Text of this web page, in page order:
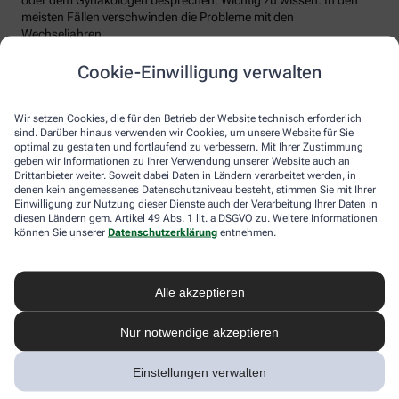
Cookie-Einwilligung verwalten
Wir setzen Cookies, die für den Betrieb der Website technisch erforderlich
sind. Darüber hinaus verwenden wir Cookies, um unsere Website für Sie
optimal zu gestalten und fortlaufend zu verbessern. Mit Ihrer Zustimmung
geben wir Informationen zu Ihrer Verwendung unserer Website auch an
Drittanbieter weiter. Soweit dabei Daten in Ländern verarbeitet werden, in
denen kein angemessenes Datenschutzniveau besteht, stimmen Sie mit Ihrer
Einwilligung zur Nutzung dieser Dienste auch der Verarbeitung Ihrer Daten in
diesen Ländern gem. Artikel 49 Abs. 1 lit. a DSGVO zu. Weitere Informationen
können Sie unserer Datenschutzerklärung entnehmen.
Alle akzeptieren
Nur notwendige akzeptieren
Einstellungen verwalten
meisten Fällen verschwinden die Probleme mit den
Wechseljahren.
Voraussetzung für eine erfolgreiche Behandlung ist allerdings
immer, dass die Endometriose auch als solche erkannt wird.
nehmen und ärztlich abklären lassen. Und sich auf keinen Fall
einreden lassen, sie seien normal.
Melden Sie sich hier an und sichern Sie
sich Ihren 10% Gutschein* für unsere
Apotheke